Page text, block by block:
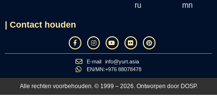
ru mn
| Contact houden
E-mail
EN/MN:
info@yurt.asia
+976 88078478
Alle rechten voorbehouden. © 1999 – 2026. Ontworpen door DOSP.